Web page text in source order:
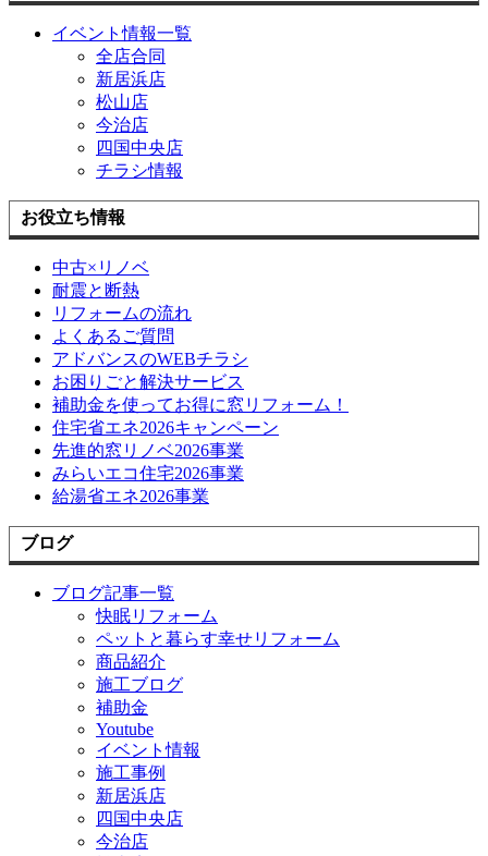
イベント情報一覧
全店合同
新居浜店
松山店
今治店
四国中央店
チラシ情報
お役立ち情報
中古×リノベ
耐震と断熱
リフォームの流れ
よくあるご質問
アドバンスのWEBチラシ
お困りごと解決サービス
補助金を使ってお得に窓リフォーム！
住宅省エネ2026キャンペーン
先進的窓リノベ2026事業
みらいエコ住宅2026事業
給湯省エネ2026事業
ブログ
ブログ記事一覧
快眠リフォーム
ペットと暮らす幸せリフォーム
商品紹介
施工ブログ
補助金
Youtube
イベント情報
施工事例
新居浜店
四国中央店
今治店